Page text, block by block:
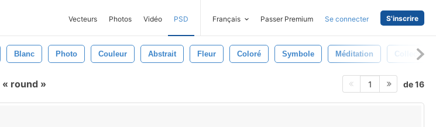
Vecteurs Photos Vidéo PSD Français Passer Premium Se connecter S'inscrire
Blanc Photo Couleur Abstrait Fleur Coloré Symbole Méditation Collection
round 1 de 16